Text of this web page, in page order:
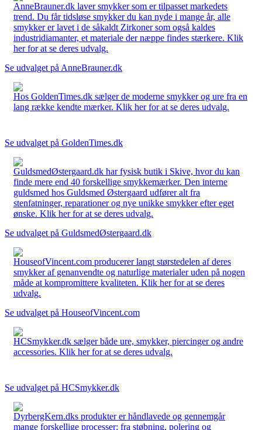
AnneBrauner.dk laver smykker som er tilpasset markedets
trend. Du får tidsløse smykker du kan nyde i mange år, alle
smykker er lavet i de såkaldt Zirkoner som også kaldes
industridiamanter, et materiale der næppe findes stærkere. Klik
her for at se deres udvalg.
Se udvalget på AnneBrauner.dk
Hos GoldenTimes.dk sælger de moderne smykker og ure fra en
lang række kendte mærker. Klik her for at se deres udvalg.
Se udvalget på GoldenTimes.dk
GuldsmedØstergaard.dk har fysisk butik i Skive, hvor du kan
finde mere end 40 forskellige smykkemærker. Den interne
guldsmed hos Guldsmed Østergaard udfører alt fra
stenfatninger, reparationer og nye unikke smykker efter eget
ønske. Klik her for at se deres udvalg.
Se udvalget på GuldsmedØstergaard.dk
HouseofVincent.com producerer langt størstedelen af deres
smykker af genanvendte og naturlige materialer uden på nogen
måde at kompromittere kvaliteten. Klik her for at se deres
udvalg.
Se udvalget på HouseofVincent.com
HCSmykker.dk sælger både ure, smykker, piercinger og andre
accessories. Klik her for at se deres udvalg.
Se udvalget på HCSmykker.dk
DyrbergKern.dks produkter er håndlavede og gennemgår
mange forskellige processer: fra støbning, polering og